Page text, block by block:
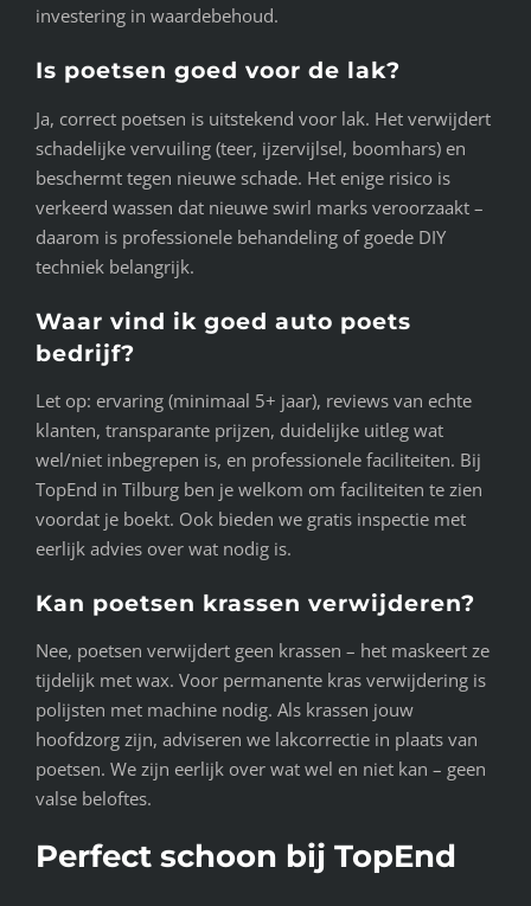
investering in waardebehoud.
Is poetsen goed voor de lak?
Ja, correct poetsen is uitstekend voor lak. Het verwijdert
schadelijke vervuiling (teer, ijzervijlsel, boomhars) en
beschermt tegen nieuwe schade. Het enige risico is
verkeerd wassen dat nieuwe swirl marks veroorzaakt –
daarom is professionele behandeling of goede DIY
techniek belangrijk.
Waar vind ik goed auto poets
bedrijf?
Let op: ervaring (minimaal 5+ jaar), reviews van echte
klanten, transparante prijzen, duidelijke uitleg wat
wel/niet inbegrepen is, en professionele faciliteiten. Bij
TopEnd in Tilburg ben je welkom om faciliteiten te zien
voordat je boekt. Ook bieden we gratis inspectie met
eerlijk advies over wat nodig is.
Kan poetsen krassen verwijderen?
Nee, poetsen verwijdert geen krassen – het maskeert ze
tijdelijk met wax. Voor permanente kras verwijdering is
polijsten met machine nodig. Als krassen jouw
hoofdzorg zijn, adviseren we lakcorrectie in plaats van
poetsen. We zijn eerlijk over wat wel en niet kan – geen
valse beloftes.
Perfect schoon bij TopEnd